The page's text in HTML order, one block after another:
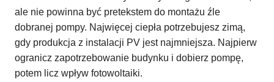
ale nie powinna być pretekstem do montażu źle
dobranej pompy. Najwięcej ciepła potrzebujesz zimą,
gdy produkcja z instalacji PV jest najmniejsza. Najpierw
ogranicz zapotrzebowanie budynku i dobierz pompę,
potem licz wpływ fotowoltaiki.